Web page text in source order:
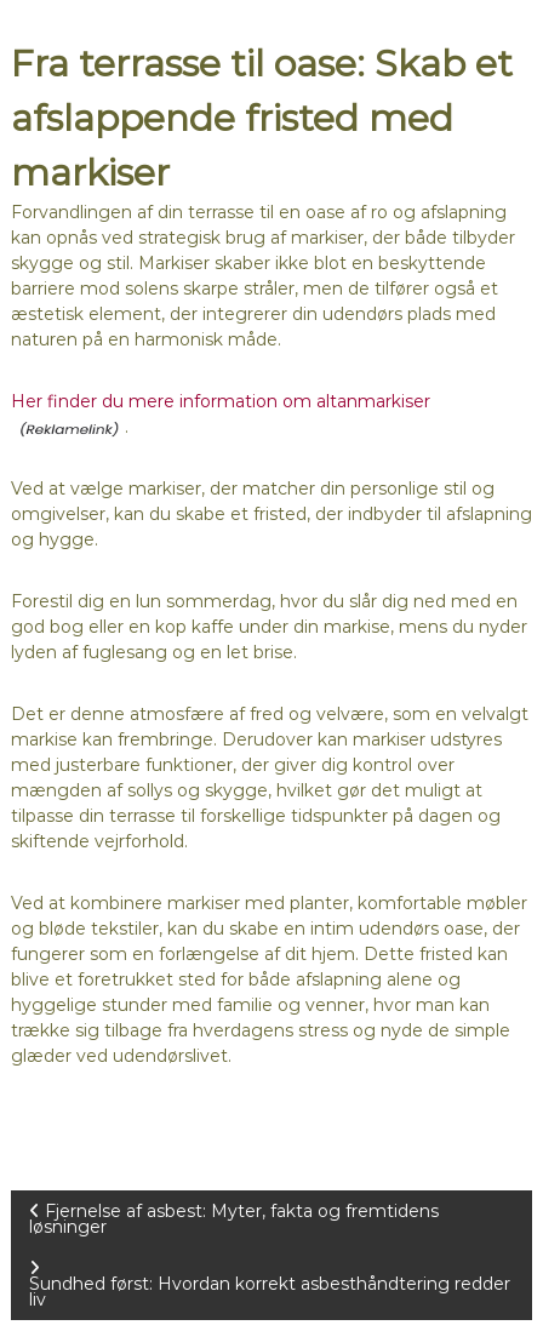
Fra terrasse til oase: Skab et
afslappende fristed med
markiser
Forvandlingen af din terrasse til en oase af ro og afslapning
kan opnås ved strategisk brug af markiser, der både tilbyder
skygge og stil. Markiser skaber ikke blot en beskyttende
barriere mod solens skarpe stråler, men de tilfører også et
æstetisk element, der integrerer din udendørs plads med
naturen på en harmonisk måde.
Her finder du mere information om altanmarkiser
.
Ved at vælge markiser, der matcher din personlige stil og
omgivelser, kan du skabe et fristed, der indbyder til afslapning
og hygge.
Forestil dig en lun sommerdag, hvor du slår dig ned med en
god bog eller en kop kaffe under din markise, mens du nyder
lyden af fuglesang og en let brise.
Det er denne atmosfære af fred og velvære, som en velvalgt
markise kan frembringe. Derudover kan markiser udstyres
med justerbare funktioner, der giver dig kontrol over
mængden af sollys og skygge, hvilket gør det muligt at
tilpasse din terrasse til forskellige tidspunkter på dagen og
skiftende vejrforhold.
Ved at kombinere markiser med planter, komfortable møbler
og bløde tekstiler, kan du skabe en intim udendørs oase, der
fungerer som en forlængelse af dit hjem. Dette fristed kan
blive et foretrukket sted for både afslapning alene og
hyggelige stunder med familie og venner, hvor man kan
trække sig tilbage fra hverdagens stress og nyde de simple
glæder ved udendørslivet.
n
Fjernelse af asbest: Myter, fakta og fremtidens
løsninger
Sundhed først: Hvordan korrekt asbesthåndtering redder
liv